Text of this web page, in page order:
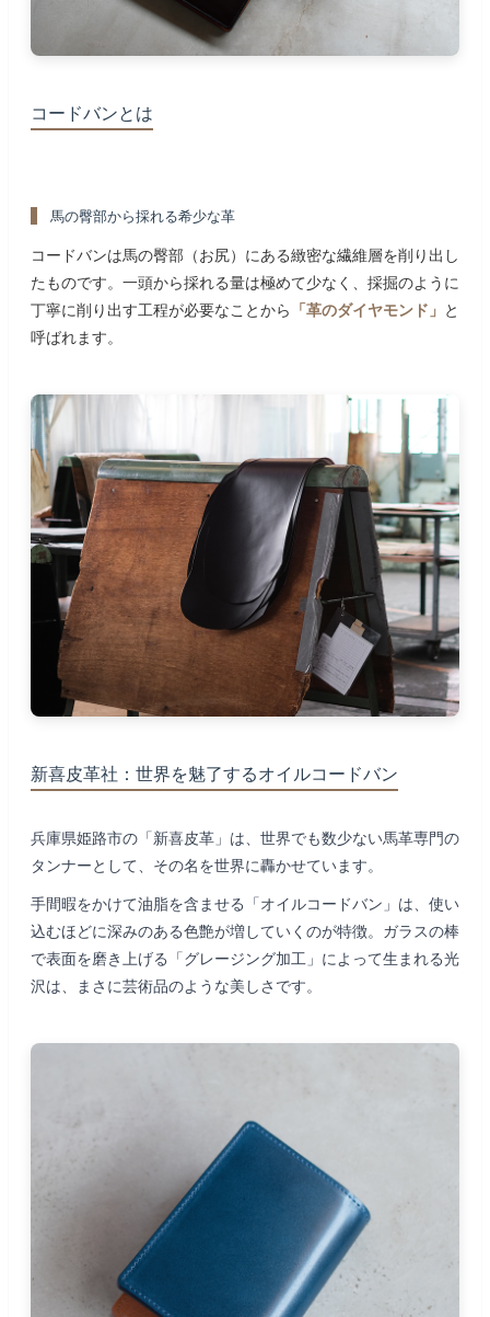
コードバンとは
馬の臀部から採れる希少な革
コードバンは馬の臀部（お尻）にある緻密な繊維層を削り出し
たものです。一頭から採れる量は極めて少なく、採掘のように
丁寧に削り出す工程が必要なことから 「革のダイヤモンド」 と
呼ばれます。
新喜皮革社：世界を魅了するオイルコードバン
兵庫県姫路市の「新喜皮革」は、世界でも数少ない馬革専門の
タンナーとして、その名を世界に轟かせています。
手間暇をかけて油脂を含ませる「オイルコードバン」は、使い
込むほどに深みのある色艶が増していくのが特徴。ガラスの棒
で表面を磨き上げる「グレージング加工」によって生まれる光
沢は、まさに芸術品のような美しさです。